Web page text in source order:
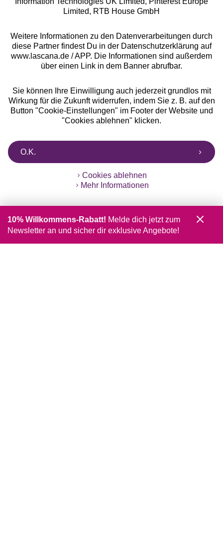
Limited, RTB House GmbH
Weitere Informationen zu den Datenverarbeitungen durch
diese Partner findest Du in der Datenschutzerklärung auf
www.lascana.de / APP. Die Informationen sind außerdem
über einen Link in dem Banner abrufbar.
Sie können Ihre Einwilligung auch jederzeit grundlos mit
Wirkung für die Zukunft widerrufen, indem Sie z. B. auf den
Button "Cookie-Einstellungen" im Footer der Website und
"Cookies ablehnen" klicken.
O.K.
Cookies ablehnen
Mehr Informationen
10% Willkommens-Rabatt! Melde dich jetzt zum
Newsletter an und sicher dir exklusive Angebote!